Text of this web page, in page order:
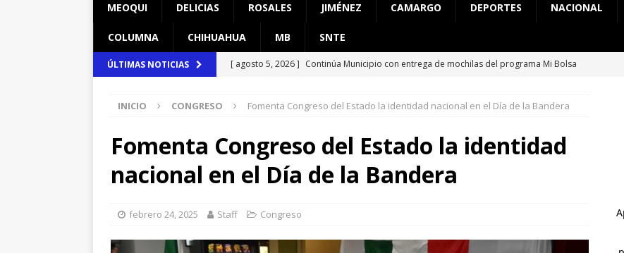
MEOQUI DELICIAS ROSALES JIMÉNEZ CAMARGO DEPORTES NACIONAL
COLUMNA CHIHUAHUA MB SNTE
ÚLTIMAS NOTICIAS [ agosto 5, 2026 ] Continúa Municipio con entrega de mochilas del programa Mi Bolsa
[ agosto 5, 2026 ] *Cruz y el año de Hidalgo *La conferencia de los aplaudidores
*Filtraciones con torpeza
CHIHUAHUA
[ agosto 5, 2026 ]
Lucas
MEOQUI
INICIO CONGRESO Fomenta Congreso del Estado la identidad nacional en el Día de la Bandera
Fomenta Congreso del Estado la identidad
nacional en el Día de la Bandera
febrero 24, 2025 Staff Congreso